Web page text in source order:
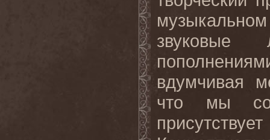
звуковые
вдумчивая
что мы